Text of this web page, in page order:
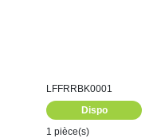
LFFRRBK0001
Dispo
1 pièce(s)